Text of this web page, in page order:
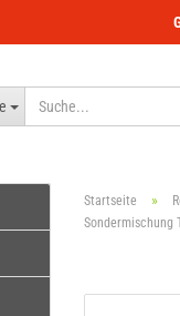
Startseite »
Sondermischung